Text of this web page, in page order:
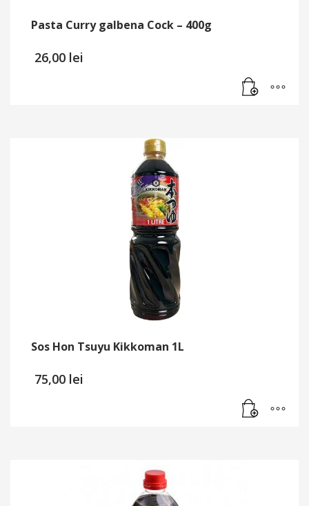
Pasta Curry galbena Cock – 400g
26,00 lei
Sos Hon Tsuyu Kikkoman 1L
75,00 lei